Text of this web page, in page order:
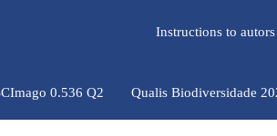
Instructions to
0.536 Q2 Qualis Biodiversidade